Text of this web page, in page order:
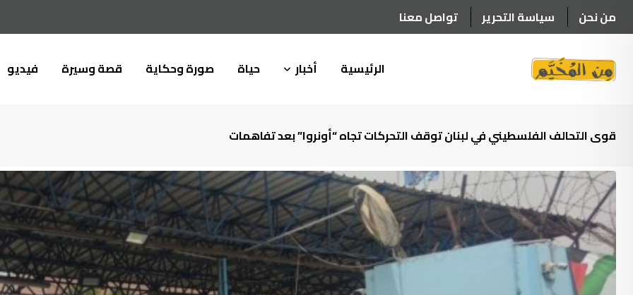
to
من نحن سياسة التحرير تواصل معنا
الرئيسية أخبار حياة صورة وحكاية قصة وسيرة فيديو
قوى التحالف الفلسطيني في لبنان توقف التحركات تجاه “أونروا” بعد تفاهمات